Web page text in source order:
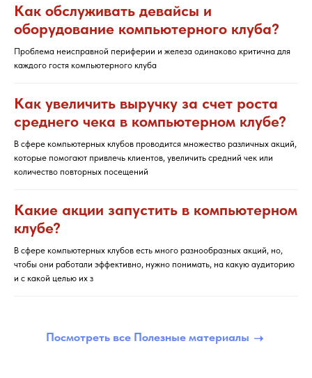
Как обслуживать девайсы и
оборудование компьютерного клуба?
Проблема неисправной периферии и железа одинаково критична для
каждого гостя компьютерного клуба
Как увеличить выручку за счет роста
среднего чека в компьютерном клубе?
В сфере компьютерных клубов проводится множество различных акций,
которые помогают привлечь клиентов, увеличить средний чек или
количество повторных посещений
Какие акции запустить в компьютерном
клубе?
В сфере компьютерных клубов есть много разнообразных акций, но,
чтобы они работали эффективно, нужно понимать, на какую аудиторию
и с какой целью их з
➝
Посмотреть все Полезные материалы